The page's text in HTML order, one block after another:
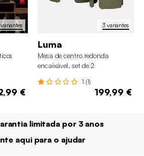
€
3 variantes
Luma
Mesa de centro redonda
encaixável, set de 2
1 (1)
199,99 €
limitada por 3 anos
aqui para o ajudar